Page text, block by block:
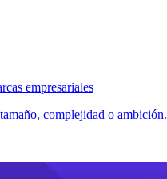
empresariales
complejidad o ambición.